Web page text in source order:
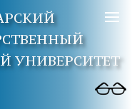
УНИВЕРСИТЕТ